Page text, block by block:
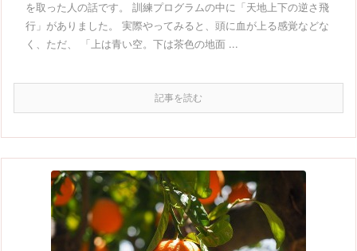
を取った人の話です。 訓練プログラムの中に「天地上下の逆さ飛
行」がありました。 実際やってみると、頭に血が上る感覚などな
く、ただ、 「上は青い空。下は茶色の地面 ...
記事を読む